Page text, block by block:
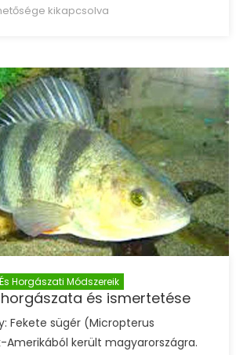
ismertetése bejegyzéshez
kikapcsolva
Horgászati Módszereik
és ismertetése
Fekete sügér (Micropterus
Amerikából került magyarországra.